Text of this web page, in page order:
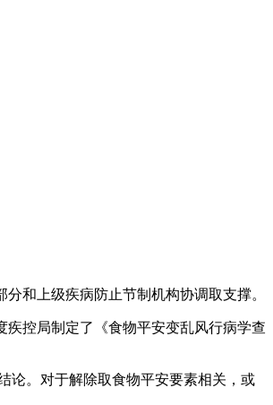
和上级疾病防止节制机构协调取支撑。
控局制定了《食物平安变乱风行病学查
。对于解除取食物平安要素相关，或